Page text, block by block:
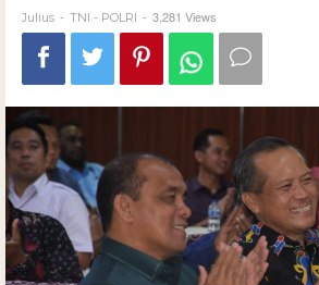
Julius - TNI - POLRI - 3,281 Views